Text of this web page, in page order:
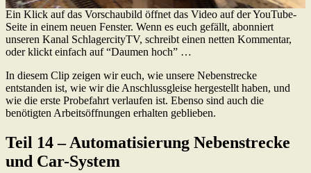
Ein Klick auf das Vorschaubild öffnet das Video auf der YouTube-
Seite in einem neuen Fenster. Wenn es euch gefällt, abonniert
unseren Kanal SchlagercityTV, schreibt einen netten Kommentar,
oder klickt einfach auf “Daumen hoch” …
In diesem Clip zeigen wir euch, wie unsere Nebenstrecke
entstanden ist, wie wir die Anschlussgleise hergestellt haben, und
wie die erste Probefahrt verlaufen ist. Ebenso sind auch die
benötigten Arbeitsöffnungen erhalten geblieben.
Teil 14 – Automatisierung Nebenstrecke
und Car-System